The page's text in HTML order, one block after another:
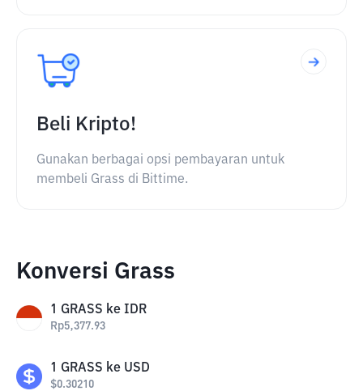
Beli Kripto!
Gunakan berbagai opsi pembayaran untuk
membeli Grass di Bittime.
Konversi Grass
1 GRASS ke IDR
Rp5,377.93
1 GRASS ke USD
$0.30210